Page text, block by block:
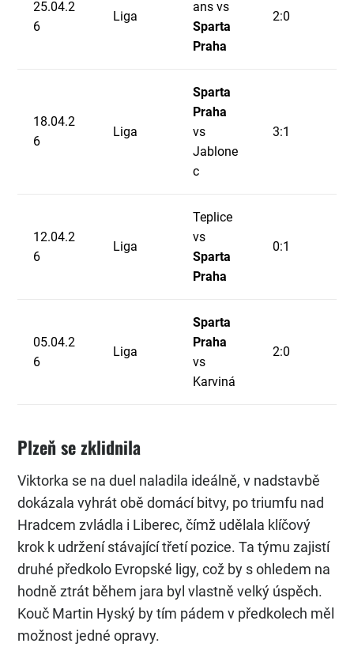
25.04.2
6
Liga
ans vs
Sparta
Praha
2:0
18.04.2
6
Liga
Sparta
Praha
vs
Jablone
c
3:1
12.04.2
6
Liga
Teplice
vs
Sparta
Praha
0:1
05.04.2
6
Liga
Sparta
Praha
vs
Karviná
2:0
Plzeň se zklidnila
Viktorka se na duel naladila ideálně, v nadstavbě
dokázala vyhrát obě domácí bitvy, po triumfu nad
Hradcem zvládla i Liberec, čímž udělala klíčový
krok k udržení stávající třetí pozice. Ta týmu zajistí
druhé předkolo Evropské ligy, což by s ohledem na
hodně ztrát během jara byl vlastně velký úspěch.
Kouč Martin Hyský by tím pádem v předkolech měl
možnost jedné opravy.